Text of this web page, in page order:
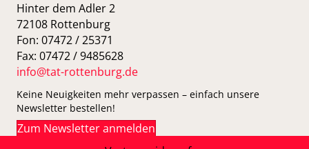
Hinter dem Adler 2
72108 Rottenburg
Fon: 07472 / 25371
Fax: 07472 / 9485628
info@tat-rottenburg.de
Keine Neuigkeiten mehr verpassen – einfach unsere
Newsletter bestellen!
Zum Newsletter anmelden